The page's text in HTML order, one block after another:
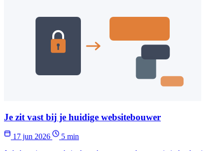
Je zit vast bij je huidige websitebouwer
17 jun 2026
5 min